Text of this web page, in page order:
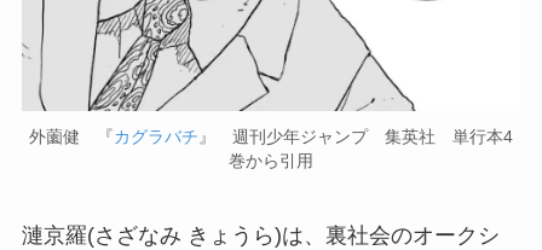
外薗健 『カグラバチ』 週刊少年ジャンプ 集英社 単行本4
巻から引用
漣京羅(さざなみ きょうら)は、裏社会のオークシ